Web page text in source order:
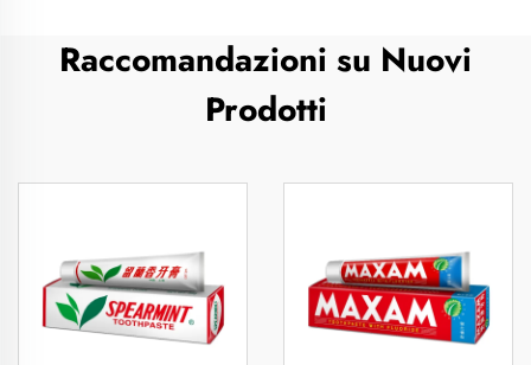
Raccomandazioni su Nuovi
Prodotti